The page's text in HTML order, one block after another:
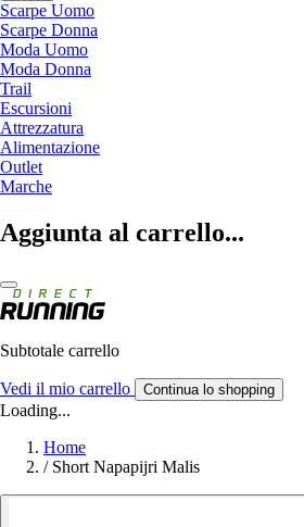
Scarpe Uomo
Scarpe Donna
Moda Uomo
Moda Donna
Trail
Escursioni
Attrezzatura
Alimentazione
Outlet
Marche
Aggiunta al carrello...
Subtotale carrello
Vedi il mio carrello Continua lo shopping
Loading...
Home
/ Short Napapijri Malis